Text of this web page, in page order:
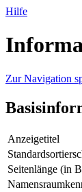
Hilfe
Zur Navigation
Anzeigetitel
Seitenlänge (in